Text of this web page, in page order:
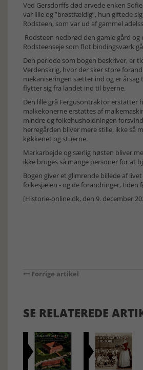
Ved Gersdorffs død arvede enken
var lille og ”brøstfældig”, hun giftede
Rodsteen, som var ud af gammel
Rodsteen nedbrød den gamle gård
Rodsteenseje som flot bindingsværk
Den periode som bogen beskriver, er
Verdenskrig, hvor der sker store
mekaniseringen sætter ind og er årsag
flytter sig fra landet ind til byerne.
Den lille grå Fergusontraktor erstatter
malkekonerne erstattes af
mindre og folkehusholdningen
herregården bliver mere stille, ikke så
køkkenet og stuerne.
Markarbejde og særlig høsten bliver
ikke bruges så mange personer for at
Bogen giver et glimrende billede af
folkesjælen - og de forandringer, tiden
[Historie-online.dk, den 9. december
Forrige artikel
SE RELATEREDE